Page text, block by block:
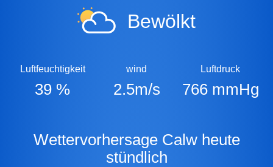
Bewölkt
Luftfeuchtigkeit
39 %
wind
2.5m/s
Luftdruck
766 mmHg
Wettervorhersage Calw heute
stündlich